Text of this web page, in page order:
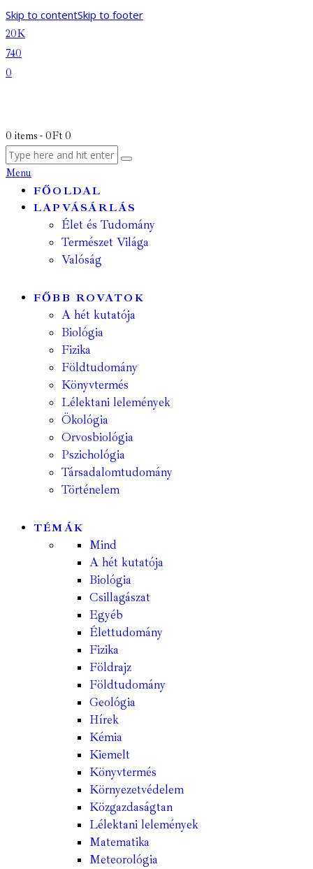
Skip to contentSkip to footer
20K
740
0
0 items - 0Ft 0
Menu
FŐOLDAL
LAPVÁSÁRLÁS
Élet és Tudomány
Természet Világa
Valóság
FŐBB ROVATOK
A hét kutatója
Biológia
Fizika
Földtudomány
Könyvtermés
Lélektani lelemények
Ökológia
Orvosbiológia
Pszichológia
Társadalomtudomány
Történelem
TÉMÁK
Mind
A hét kutatója
Biológia
Csillagászat
Egyéb
Élettudomány
Fizika
Földrajz
Földtudomány
Geológia
Hírek
Kémia
Kiemelt
Könyvtermés
Környezetvédelem
Közgazdaságtan
Lélektani lelemények
Matematika
Meteorológia